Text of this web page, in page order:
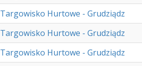
Targowisko Hurtowe - Grudziądz
Targowisko Hurtowe - Grudziądz
Targowisko Hurtowe - Grudziądz